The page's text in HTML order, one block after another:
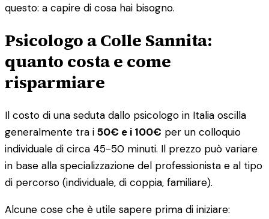
questo: a capire di cosa hai bisogno.
Psicologo a Colle Sannita:
quanto costa e come
risparmiare
Il costo di una seduta dallo psicologo in Italia oscilla
generalmente tra i 50€ e i 100€ per un colloquio
individuale di circa 45-50 minuti. Il prezzo può variare
in base alla specializzazione del professionista e al tipo
di percorso (individuale, di coppia, familiare).
Alcune cose che è utile sapere prima di iniziare: